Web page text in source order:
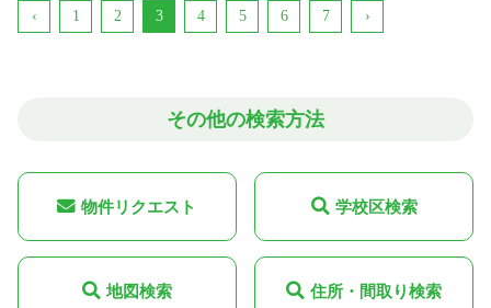
‹ 1 2 3 4 5 6 7 ›
その他の検索方法
物件リクエスト 学校区検索
地図検索 住所・間取り検索